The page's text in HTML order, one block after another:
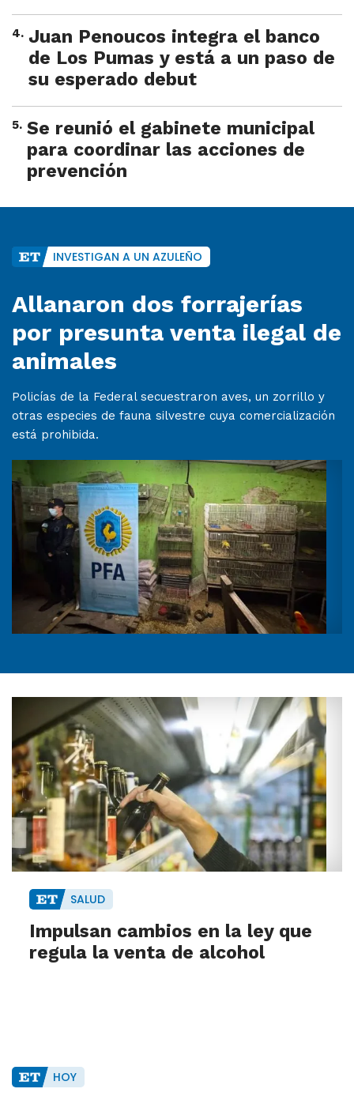
4. Juan Penoucos integra el banco
de Los Pumas y está a un paso de
su esperado debut
5. Se reunió el gabinete municipal
para coordinar las acciones de
prevención
INVESTIGAN A UN AZULEÑO
Allanaron dos forrajerías
por presunta venta ilegal de
animales
Policías de la Federal secuestraron aves, un zorrillo y
otras especies de fauna silvestre cuya comercialización
está prohibida.
SALUD
Impulsan cambios en la ley que
regula la venta de alcohol
HOY